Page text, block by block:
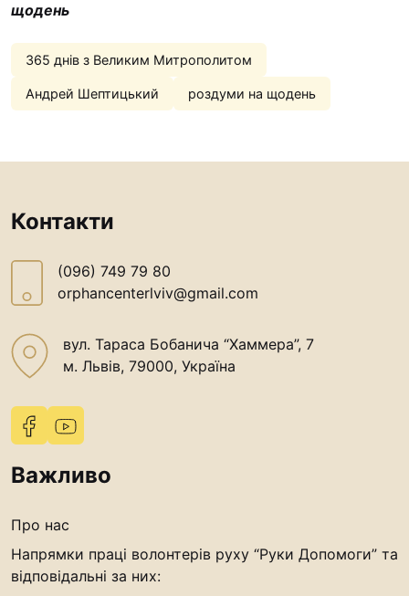
(096) 749 79 80
щодень
365 днів з Великим Митрополитом
Андрей Шептицький роздуми на щодень
Контакти
(096) 749 79 80
orphancenterlviv@gmail.com
вул. Тараса Бобанича “Хаммера”, 7
м. Львів, 79000, Україна
Важливо
Про нас
Напрямки праці волонтерів руху “Руки Допомоги” та
відповідальні за них: